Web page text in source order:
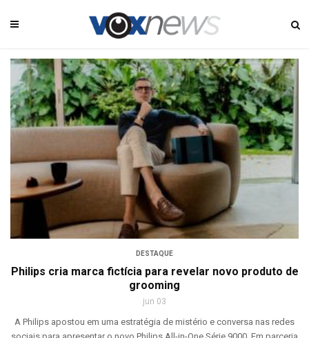
DESTAQUE
Philips cria marca fictícia para revelar novo produto de
grooming
jun 03
A Philips apostou em uma estratégia de mistério e conversa nas redes